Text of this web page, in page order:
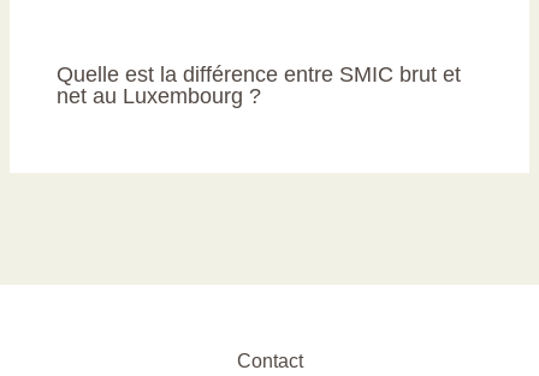
Quelle est la différence entre SMIC brut et
net au Luxembourg ?
Contact